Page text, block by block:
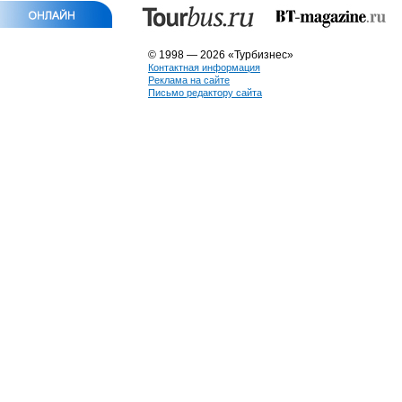
© 1998 — 2026 «Турбизнес»
Контактная информация
Реклама на сайте
Письмо редактору сайта